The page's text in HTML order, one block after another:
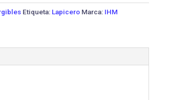
Etiqueta: Lapicero Marca: IHM